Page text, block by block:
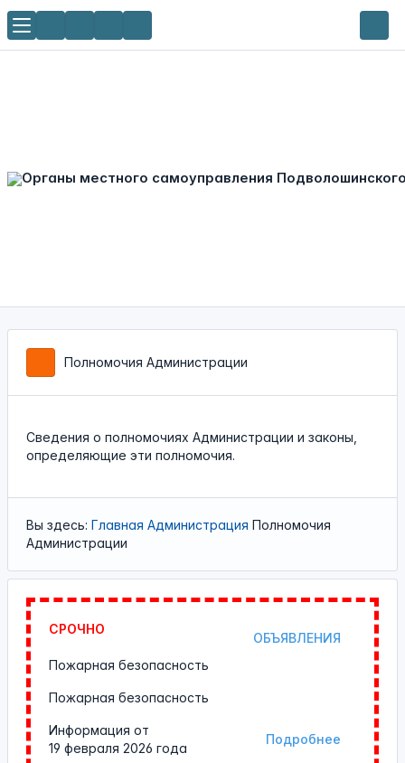
Полномочия Администрации
Cведения о полномочиях Администрации и законы,
определяющие эти полномочия.
Вы здесь: Главная Администрация Полномочия
Администрации
СРОЧНО
ОБЪЯВЛЕНИЯ
Пожарная безопасность
Пожарная безопасность
Подробнее
Информация от
19 февраля 2026 года